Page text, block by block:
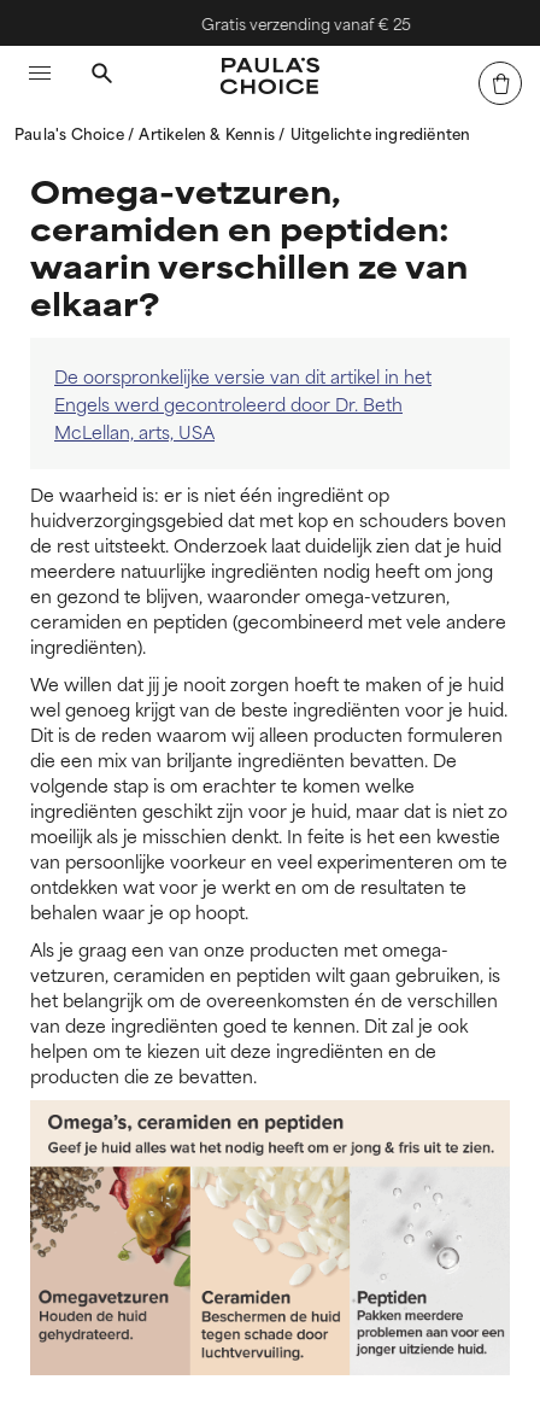
Gratis verzending vanaf € 25
Paula's Choice Artikelen & Kennis Uitgelichte ingrediënten
Omega-vetzuren,
ceramiden en peptiden:
waarin verschillen ze van
elkaar?
De oorspronkelijke versie van dit artikel in het
Engels werd gecontroleerd door Dr. Beth
McLellan, arts, USA
De waarheid is: er is niet één ingrediënt op
huidverzorgingsgebied dat met kop en schouders boven
de rest uitsteekt. Onderzoek laat duidelijk zien dat je huid
meerdere natuurlijke ingrediënten nodig heeft om jong
en gezond te blijven, waaronder omega-vetzuren,
ceramiden en peptiden (gecombineerd met vele andere
ingrediënten).
We willen dat jij je nooit zorgen hoeft te maken of je huid
wel genoeg krijgt van de beste ingrediënten voor je huid.
Dit is de reden waarom wij alleen producten formuleren
die een mix van briljante ingrediënten bevatten. De
volgende stap is om erachter te komen welke
ingrediënten geschikt zijn voor je huid, maar dat is niet zo
moeilijk als je misschien denkt. In feite is het een kwestie
van persoonlijke voorkeur en veel experimenteren om te
ontdekken wat voor je werkt en om de resultaten te
behalen waar je op hoopt.
Als je graag een van onze producten met omega-
vetzuren, ceramiden en peptiden wilt gaan gebruiken, is
het belangrijk om de overeenkomsten én de verschillen
van deze ingrediënten goed te kennen. Dit zal je ook
helpen om te kiezen uit deze ingrediënten en de
producten die ze bevatten.